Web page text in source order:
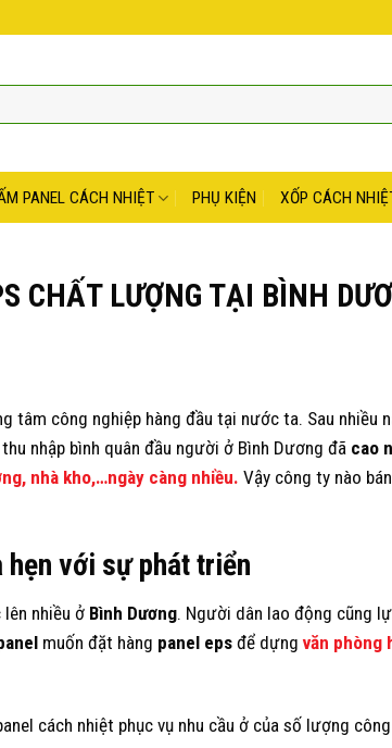
PANEL CÁCH NHIỆT PHỤ KIỆN XỐP CÁCH
CHẤT LƯỢNG TẠI BÌNH
tâm công nghiệp hàng đầu tại nước ta. Sau nhiều
nhập bình quân đầu người ở Bình Dương đã cao
nhà kho,…ngày càng nhiều. Vậy công ty nào bán
với sự phát triển
nhiều ở Bình Dương. Người dân lao động cũng
muốn đặt hàng panel eps để dựngvăn phòng
cách nhiệt phục vụ nhu cầu ở của số lượng